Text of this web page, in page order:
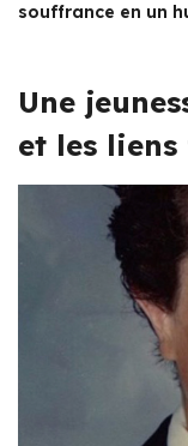
souffrance en un
Une
et les